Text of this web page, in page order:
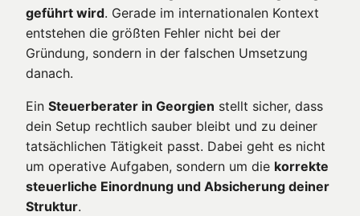
geführt wird. Gerade im internationalen Kontext
entstehen die größten Fehler nicht bei der
Gründung, sondern in der falschen Umsetzung
danach.
Ein Steuerberater in Georgien stellt sicher, dass
dein Setup rechtlich sauber bleibt und zu deiner
tatsächlichen Tätigkeit passt. Dabei geht es nicht
um operative Aufgaben, sondern um die korrekte
steuerliche Einordnung und Absicherung deiner
Struktur.